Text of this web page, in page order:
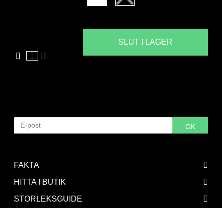
1
SLUT I LAGER
OK
FAKTA
HITTA I BUTIK
STORLEKSGUIDE